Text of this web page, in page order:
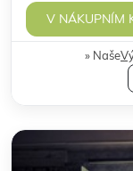
V NÁKUPNÍM
Naše